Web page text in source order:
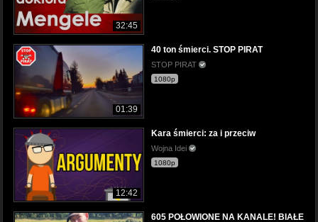
32:45
01:39
40 ton śmierci. STOP PIRAT
STOP PIRAT
1080p
12:42
Kara śmierci: za i przeciw
Wojna Idei
1080p
605 POŁOWIONE NA KANALE! BIAŁE